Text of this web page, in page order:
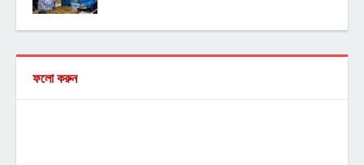
ফলো করুন